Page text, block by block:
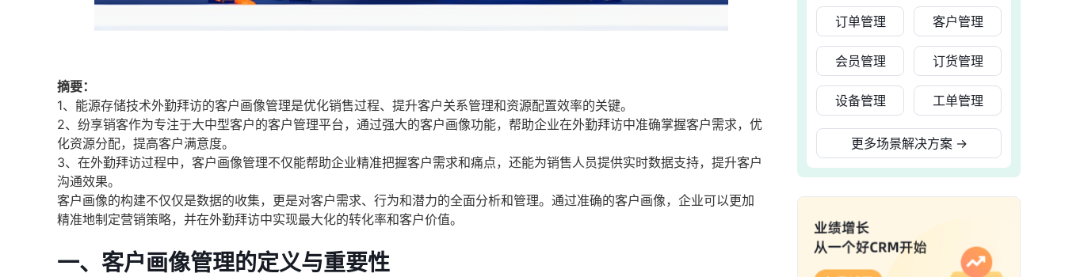
摘要：
1、能源存储技术外勤拜访的客户画像管理是优化销售过程、提升客户关系管理和资源配置效率的关键。
2、纷享销客作为专注于大中型客户的客户管理平台，通过强大的客户画像功能，帮助企业在外勤拜访中准确掌握客户需求，优
化资源分配，提高客户满意度。
3、在外勤拜访过程中，客户画像管理不仅能帮助企业精准把握客户需求和痛点，还能为销售人员提供实时数据支持，提升客户
沟通效果。
客户画像的构建不仅仅是数据的收集，更是对客户需求、行为和潜力的全面分析和管理。通过准确的客户画像，企业可以更加
精准地制定营销策略，并在外勤拜访中实现最大化的转化率和客户价值。
一、客户画像管理的定义与重要性
订单管理 客户管理
会员管理 订货管理
设备管理 工单管理
更多场景解决方案 →